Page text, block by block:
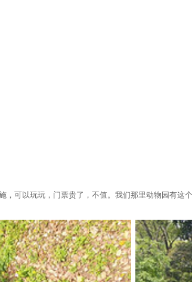
可以玩玩，门票贵了，不值。我们那里动物园有这